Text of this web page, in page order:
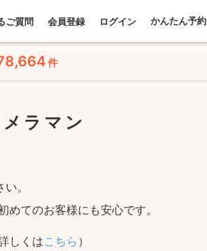
ご質問 会員登録 ログイン かんたん予約
件
ラマン
。
てのお客様にも安心です。
しくはこちら ）